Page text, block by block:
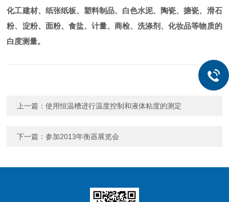
化工建材、纸张纸板、塑料制品、白色水泥、陶瓷、搪瓷、滑石
粉、淀粉、面粉、食盐、计量、商检、洗涤剂、化妆品等物质的
白度测量。
上一篇：使用恒温槽进行温度控制和液体粘度的测定
下一篇：参加2013年衡器展览会